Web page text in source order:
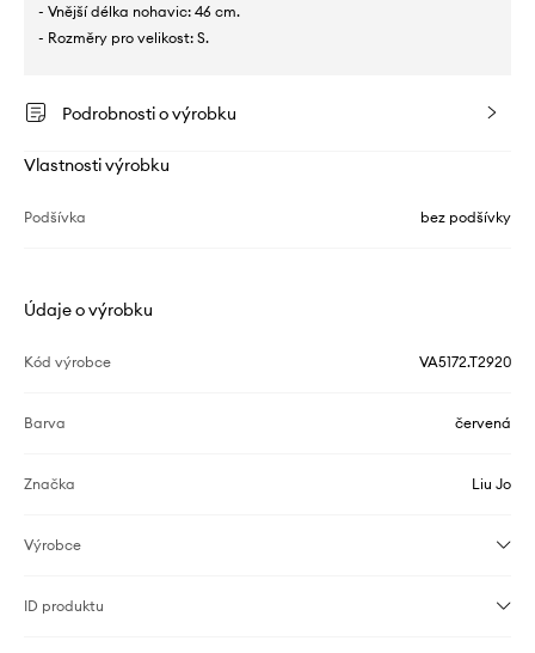
- Vnější délka nohavic: 46 cm.
- Rozměry pro velikost: S.
Podrobnosti o výrobku
Vlastnosti výrobku
Podšívka bez podšívky
Údaje o výrobku
Kód výrobce VA5172.T2920
Barva červená
Značka Liu Jo
Výrobce
ID produktu